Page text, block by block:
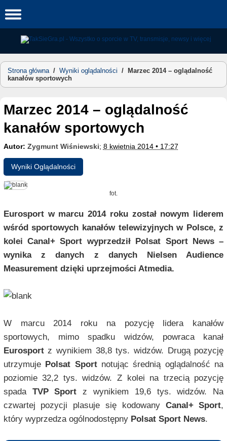
to
Strona główna/ Wyniki oglądalności /
Marzec 2014 – oglądalność
kanałów sportowych
Marzec 2014 – oglądalność
kanałów sportowych
Autor: Zygmunt Wiśniewski; 8 kwietnia 2014 • 17:27
Wyniki Oglądalności
fot.
Eurosport w marcu 2014 roku został nowym liderem
wśród sportowych kanałów telewizyjnych w Polsce, z
kolei Canal+ Sport wyprzedził Polsat Sport News –
wynika z danych z danych Nielsen Audience
Measurement dzięki uprzejmości Atmedia.
W marcu 2014 roku na pozycję lidera kanałów
sportowych, mimo spadku widzów, powraca kanał
Eurosportz wynikiem 38,8 tys. widzów. Drugą pozycję
utrzymuje Polsat Sportnotując średnią oglądalność na
poziomie 32,2 tys. widzów. Z kolei na trzecią pozycję
spada TVP Sport z wynikiem 19,6 tys. widzów. Na
czwartej pozycji plasuje się kodowany Canal+ Sport,
który wyprzedza ogólnodostępny Polsat Sport News.